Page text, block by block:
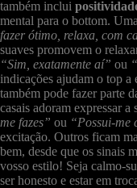
também inclui
mental para o bottom.
fazer ótimo, relaxa, com
suaves promovem o
“Sim, exatamente aí” ou
indicações ajudam o top a
também pode fazer parte
casais adoram expressar a
me fazes” ou “Possui-me
excitação. Outros ficam
bem, desde que os sinais
vosso estilo! Seja calmo-
ser honesto e estar em